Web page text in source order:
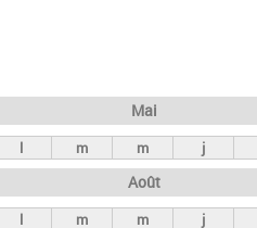
Mai
l m m j
Août
l m m j